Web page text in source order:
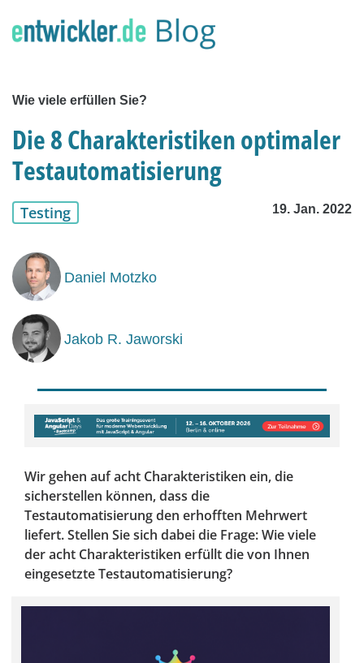
Wie viele erfüllen Sie?
Die 8 Charakteristiken optimaler
Testautomatisierung
Testing 19. Jan. 2022
Daniel Motzko
Jakob R. Jaworski
Wir gehen auf acht Charakteristiken ein, die
sicherstellen können, dass die
Testautomatisierung den erhofften Mehrwert
liefert. Stellen Sie sich dabei die Frage: Wie viele
der acht Charakteristiken erfüllt die von Ihnen
eingesetzte Testautomatisierung?